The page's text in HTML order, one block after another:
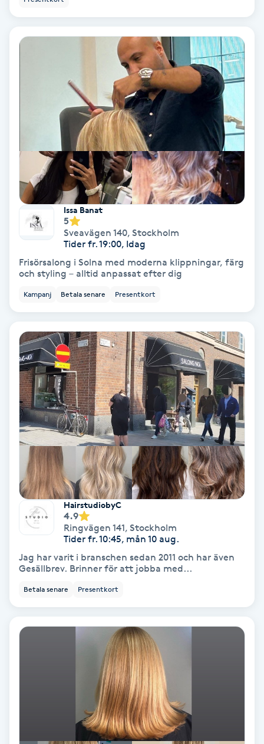
Reiki
Reiki massage
Restorative Yoga
Rosacea
Rosenmetoden
Ryggmassage
Shiatsu
Singelfransar
Sjukgymnastik
Skalpmassage
Skinbooster
Sklerosering
Issa Banat
5
Sveavägen 140, Stockholm
Tider fr. 19:00, Idag
Frisörsalong i Solna med moderna klippningar, färg
och styling – alltid anpassat efter dig
Kampanj Betala senare Presentkort
HairstudiobyC
4.9
Ringvägen 141, Stockholm
Tider fr. 10:45, mån 10 aug.
Jag har varit i branschen sedan 2011 och har även
Gesällbrev. Brinner för att jobba med...
Betala senare Presentkort